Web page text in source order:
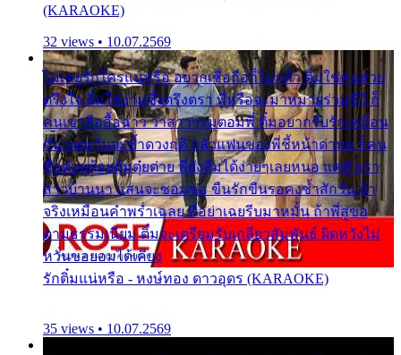
(KARAOKE)
32 views • 10.07.2569
ไม่เคยรักใครแน่หรือ อยากเชื่อถือก็ไม่กล้า ติ๋มใช่คนสวย
ตรึงใจ ติ๋มใช่งามซึ้งตรึงตรา พี่หรือจะมาหมายร่วมชีวี ก็
คนเขาลืออื้อฉาว ว่าสาวๆรุมตอมพี่ ติ๋มอยากรับรักเหมือน
กัน แต่หวั่นจะช้ำดวงฤดี กลัวแฟนของพี่ชี้หน้าด่าทอ ก็คน
ชื่อต๋อยต้อยตุ้มตุ๋ยต่าย พี่ยังลืมได้ง่ายๆเลยหนอ แค่ตัวเรา
สาวบ้านนา แสนจะซอมซ่อ ขืนรักขืนรอคงช้ำสักวัน ถ้า
จริงเหมือนคำพร่ำเฉลย พี่อย่าเฉยรีบมาหมั้น ถ้าพี่สู่ขอ
ตามธรรมเนียม ติ๋มจะเตรียมรับเกลียวสัมพันธ์ ผิดหวังไม่
หวั่นขอยอมได้เคียง
รักติ๋มแน่หรือ - หงษ์ทอง ดาวอุดร (KARAOKE)
35 views • 10.07.2569